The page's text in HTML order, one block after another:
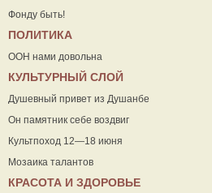
Фонду быть!
ПОЛИТИКА
ООН нами довольна
КУЛЬТУРНЫЙ СЛОЙ
Душевный привет из Душанбе
Он памятник себе воздвиг
Культпоход 12—18 июня
Мозаика талантов
КРАСОТА И ЗДОРОВЬЕ